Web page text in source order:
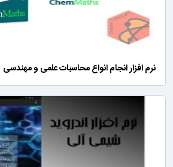
نرم افزار انجام انواع محاسبات علمی و مهندسی ChemMaths v16.1